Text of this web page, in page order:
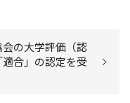
の大学評価（認
合」の認定を受